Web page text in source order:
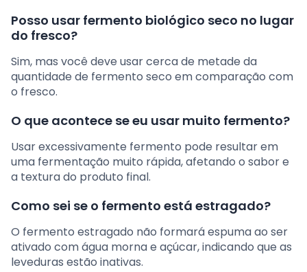
Posso usar fermento biológico seco no lugar
do fresco?
Sim, mas você deve usar cerca de metade da
quantidade de fermento seco em comparação com
o fresco.
O que acontece se eu usar muito fermento?
Usar excessivamente fermento pode resultar em
uma fermentação muito rápida, afetando o sabor e
a textura do produto final.
Como sei se o fermento está estragado?
O fermento estragado não formará espuma ao ser
ativado com água morna e açúcar, indicando que as
leveduras estão inativas.